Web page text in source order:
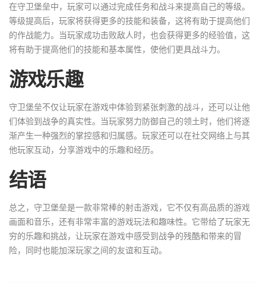
在守卫堡垒中，玩家可以通过完成任务和战斗来提高自己的等级。
等级提高后，玩家将获得更多的技能和装备，这将有助于提高他们
的作战能力。当玩家成功击败敌人时，也会获得更多的经验值，这
将有助于提高他们的技能和基本属性，使他们更具战斗力。
游戏乐趣
守卫堡垒不仅让玩家在游戏中体验到紧张刺激的战斗，还可以让他
们体验到战争的真实性。当玩家努力防御自己的领土时，他们将逐
渐产生一种强烈的掌控感和归属感。玩家还可以在社交网络上与其
他玩家互动，分享游戏中的乐趣和经历。
结语
总之，守卫堡垒是一款非常棒的射击游戏，它不仅有高品质的游戏
画面和音乐，还有非常丰富的游戏玩法和趣味性。它带给了玩家无
穷的乐趣和挑战，让玩家在游戏中感受到战争的残酷和带来的冒
险，同时也能加深玩家之间的友谊和互动。